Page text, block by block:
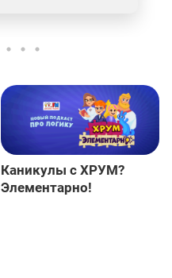
Каникулы с ХРУМ?
Элементарно!